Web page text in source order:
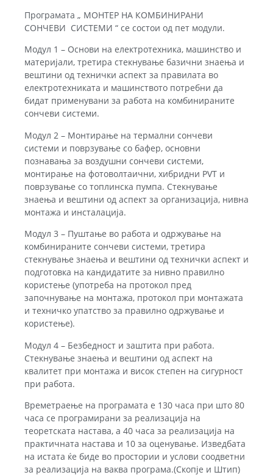
Програмата „ МОНТЕР НА КОМБИНИРАНИ
СОНЧЕВИ СИСТЕМИ “ се состои од пет модули.
Модул 1 – Основи на електротехника, машинство и
материјали, третира стекнување базични знаења и
вештини од технички аспект за правилата во
електротехниката и машинството потребни да
бидат применувани за работа на комбинираните
сончеви системи.
Модул 2 – Монтирање на термални сончеви
системи и поврзување со бафер, основни
познавања за воздушни сончеви системи,
монтирање на фотоволтаични, хибридни PVT и
поврзување со топлинска пумпа. Стекнување
знаења и вештини од аспект за организација, нивна
монтажа и инсталација.
Модул 3 – Пуштање во работа и одржување на
комбинираните сончеви системи, третира
стекнување знаења и вештини од технички аспект и
подготовка на кандидатите за нивно правилно
користење (употреба на протокол пред
започнување на монтажа, протокол при монтажата
и техничко упатство за правилно одржување и
користење).
Модул 4 – Безбедност и заштита при работа.
Стекнување знаења и вештини од аспект на
квалитет при монтажа и висок степен на сигурност
при работа.
Времетраење на програмата е 130 часа при што 80
часа се програмирани за реализација на
теоретската настава, а 40 часа за реализација на
практичната настава и 10 за оценување. Изведбата
на истата ќе биде во простории и услови соодветни
за реализација на ваква програма.(Скопје и Штип)